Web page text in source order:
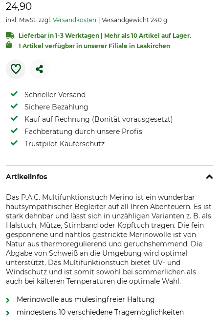
24,90
inkl. MwSt. zzgl. Versandkosten Versandgewicht 240 g
Lieferbar in 1-3 Werktagen | Mehr als 10 Artikel auf Lager.
1 Artikel verfügbar in unserer Filiale in Laakirchen
Schneller Versand
Sichere Bezahlung
Kauf auf Rechnung (Bonität vorausgesetzt)
Fachberatung durch unsere Profis
Trustpilot Käuferschutz
Artikelinfos
Das P.A.C. Multifunktionstuch Merino ist ein wunderbar
hautsympathischer Begleiter auf all Ihren Abenteuern. Es ist
stark dehnbar und lässt sich in unzähligen Varianten z. B. als
Halstuch, Mütze, Stirnband oder Kopftuch tragen. Die fein
gesponnene und nahtlos gestrickte Merinowolle ist von
Natur aus thermoregulierend und geruchshemmend. Die
Abgabe von Schweiß an die Umgebung wird optimal
unterstützt. Das Multifunktionstuch bietet UV- und
Windschutz und ist somit sowohl bei sommerlichen als
auch bei kälteren Temperaturen die optimale Wahl.
Merinowolle aus mulesingfreier Haltung
mindestens 10 verschiedene Tragemöglichkeiten